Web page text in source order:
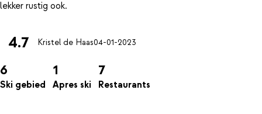
4.7 Kristel de Haas04-01-2023
6
Ski gebied
1
Apres ski
7
Restaurants